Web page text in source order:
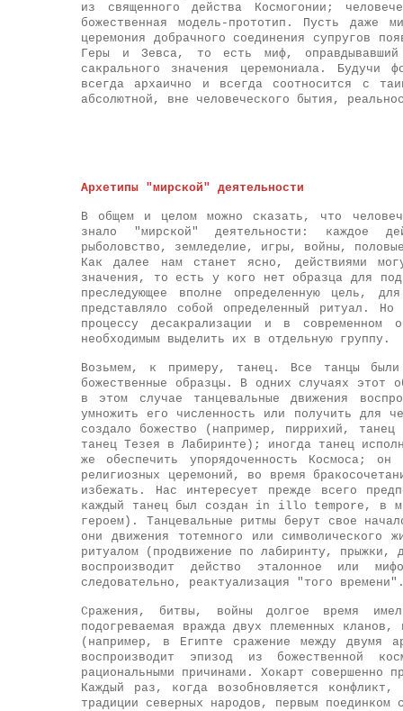
из священного действа Космогонии;
божественная модель-прототип. Пусть даже
церемония добрачного соединения супругов
Геры и Зевса, то есть миф, оправдывавший
сакрального значения церемониала.
всегда архаично и всегда соотносится с
абсолютной, вне человеческого бытия,
Архетипы "мирской" деятельности
В общем и целом можно сказать, что
знало "мирской" деятельности: каждое
рыболовство, земледелие, игры, войны,
Как далее нам станет ясно, действиями
значения, то есть у кого нет образца для
преследующее вполне определенную цель,
представляло собой определенный ритуал.
процессу десакрализации и в
необходимым выделить их в отдельную группу.
Возьмем, к примеру, танец. Все танцы
божественные образцы. В одних случаях этот
в этом случае танцевальные движения
умножить его численность или получить для
создало божество (например, пиррихий,
танец Тезея в Лабиринте); иногда танец
же обеспечить упорядоченность Космоса;
религиозных церемоний, во время
избежать. Нас интересует прежде всего
каждый танец был создан in illo tempore, в
героем). Танцевальные ритмы берут свое
они движения тотемного или
ритуалом (продвижение по лабиринту,
воспроизводит действо эталонное или
следовательно, реактуализация "того
Сражения, битвы, войны долгое время
подогреваемая вражда двух племенных
(например, в Египте сражение между двумя
воспроизводит эпизод из божественной
рациональными причинами. Хокарт совершенно
Каждый раз, когда возобновляется конфликт,
традиции северных народов, первым поединком